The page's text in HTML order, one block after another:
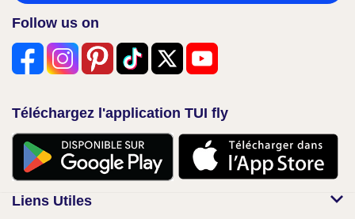
Follow us on
Téléchargez l'application TUI fly
Liens Utiles